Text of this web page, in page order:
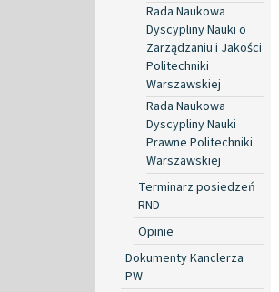
Rada Naukowa
Dyscypliny Nauki o
Zarządzaniu i Jakości
Politechniki
Warszawskiej
Rada Naukowa
Dyscypliny Nauki
Prawne Politechniki
Warszawskiej
Terminarz posiedzeń
RND
Opinie
Dokumenty Kanclerza
PW